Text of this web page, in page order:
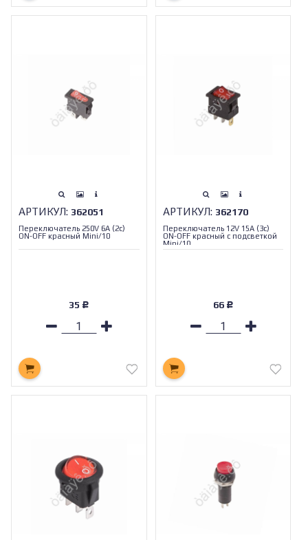
АРТИКУЛ: 362051
Переключатель 250V 6A (2c)
ON-OFF красный Mini/10
35 Р
АРТИКУЛ: 362170
Переключатель 12V 15A (3c)
ON-OFF красный с подсветкой
Mini/10
66 Р